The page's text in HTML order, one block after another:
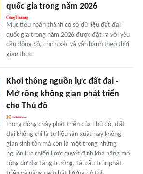
quốc gia trong năm 2026
Mục tiêu hoàn thành cơ sở dữ liệu đất đai
quốc gia trong năm 2026 được đặt ra với yêu
cầu đồng bộ, chính xác và vận hành theo thời
gian thực.
Khơi thông nguồn lực đất đai -
Mở rộng không gian phát triển
cho Thủ đô
Trong dòng chảy phát triển của Thủ đô, đất
đai không chỉ là tư liệu sản xuất hay không
gian sinh tồn mà còn là một trong những
nguồn lực chiến lược quyết định khả năng mở
rộng dư địa tăng trưởng, tái cấu trúc phát